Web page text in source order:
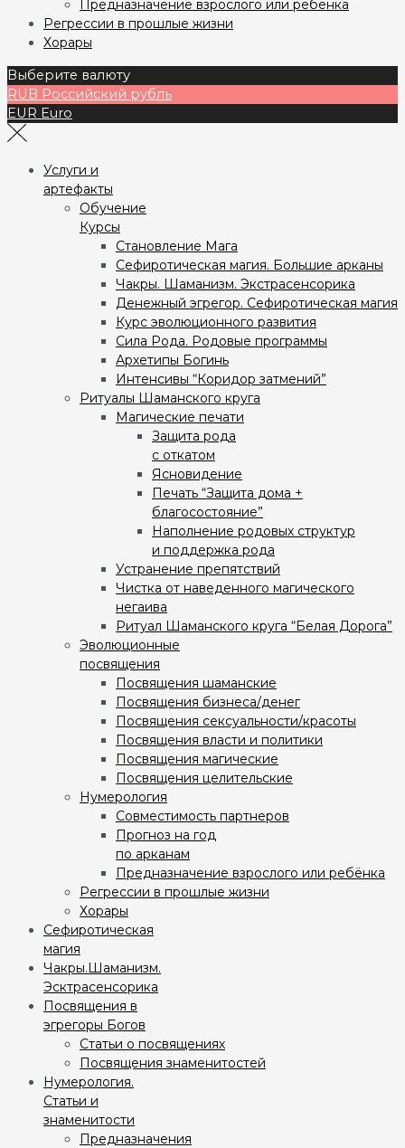
Предназначение взрослого или ребёнка
Регрессии в прошлые жизни
Хорары
Выберите валюту
RUB Российский рубль
EUR Euro
Услуги и
артефакты
Обучение
Курсы
Становление Мага
Сефиротическая магия. Большие арканы
Чакры. Шаманизм. Экстрасенсорика
Денежный эгрегор. Сефиротическая магия
Курс эволюционного развития
Сила Рода. Родовые программы
Архетипы Богинь
Интенсивы “Коридор затмений”
Ритуалы Шаманского круга
Магические печати
Защита рода
с откатом
Ясновидение
Печать “Защита дома +
благосостояние”
Наполнение родовых структур
и поддержка рода
Устранение препятствий
Чистка от наведенного магического
негаива
Ритуал Шаманского круга “Белая Дорога”
Эволюционные
посвящения
Посвящения шаманские
Посвящения бизнеса/денег
Посвящения сексуальности/красоты
Посвящения власти и политики
Посвящения магические
Посвящения целительские
Нумерология
Совместимость партнеров
Прогноз на год
по арканам
Предназначение взрослого или ребёнка
Регрессии в прошлые жизни
Хорары
Сефиротическая
магия
Чакры.Шаманизм.
Эсктрасенсорика
Посвящения в
эгрегоры Богов
Статьи о посвящениях
Посвящения знаменитостей
Нумерология.
Статьи и
знаменитости
Предназначения